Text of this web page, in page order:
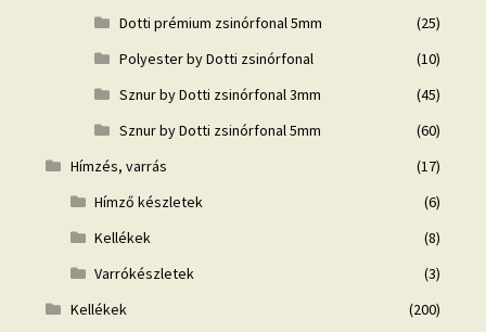
Dotti prémium zsinórfonal 5mm
(25)
Polyester by Dotti zsinórfonal
(10)
Sznur by Dotti zsinórfonal 3mm
(45)
Sznur by Dotti zsinórfonal 5mm
(60)
Hímzés, varrás
(17)
Hímző készletek
(6)
Kellékek
(8)
Varrókészletek
(3)
Kellékek
(200)